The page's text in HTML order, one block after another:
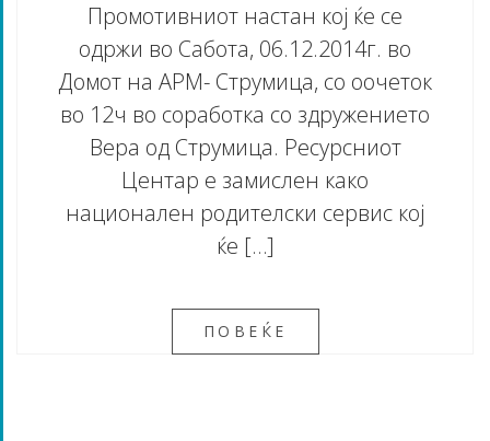
Промотивниот настан кој ќе се
одржи во Сабота, 06.12.2014г. во
Домот на АРМ- Струмица, со оочеток
во 12ч во соработка со здружението
Вера од Струмица. Ресурсниот
Центар е замислен како
национален родителски сервис кој
ќе […]
ПОВЕЌЕ